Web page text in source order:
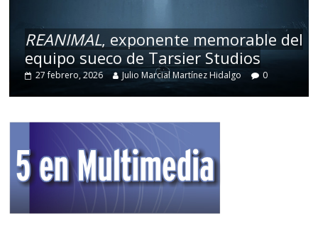
REANIMAL, exponente memorable del
equipo sueco de Tarsier Studios
27 febrero, 2026 Julio Marcial Martínez Hidalgo 0